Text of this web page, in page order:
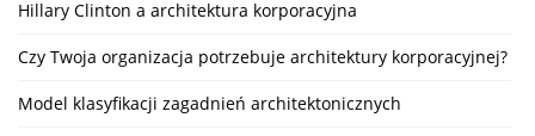
Hillary Clinton a architektura korporacyjna
Czy Twoja organizacja potrzebuje architektury korporacyjnej?
Model klasyfikacji zagadnień architektonicznych